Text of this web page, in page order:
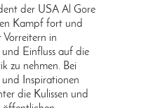
der USA Al Gore
Kampf fort und
Vorreitern in
Einfluss auf die
zu nehmen. Bei
und Inspirationen
die Kulissen und